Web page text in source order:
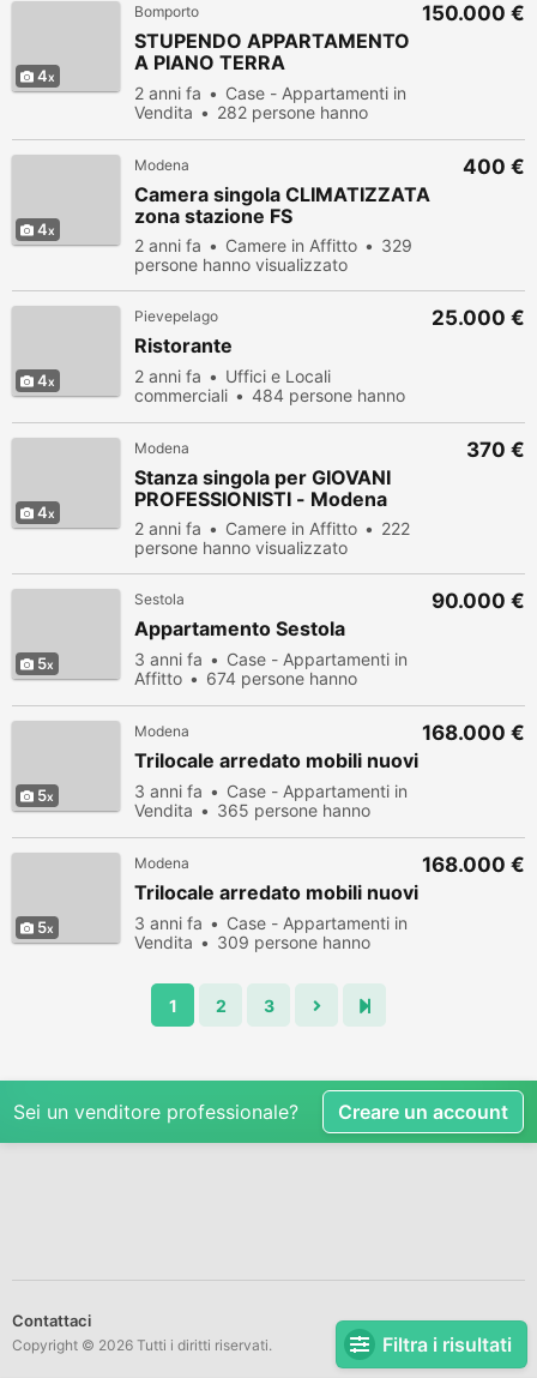
Filtra i risultati
4
Bomporto
STUPENDO APPARTAMENTO
A PIANO TERRA
COMPLETAMENTE
2 anni fa
Case - Appartamenti in
Vendita
282 persone hanno
150.000 €
4
Modena
Camera singola CLIMATIZZATA
zona stazione FS
2 anni fa Camere in Affitto
329
persone hanno visualizzato
400 €
4
Pievepelago
Ristorante
2 anni fa
Uffici e Locali
commerciali
484 persone hanno
25.000 €
4
Modena
Stanza singola per GIOVANI
PROFESSIONISTI - Modena
2 anni fa Camere in Affitto
222
persone hanno visualizzato
370 €
5
Sestola
Appartamento Sestola
3 anni fa
Case - Appartamenti in
Affitto
674 persone hanno
90.000 €
5
Modena
Trilocale arredato mobili nuovi
3 anni fa
Case - Appartamenti in
Vendita
365 persone hanno
168.000 €
5
Modena
Trilocale arredato mobili nuovi
3 anni fa
Case - Appartamenti in
Vendita
309 persone hanno
168.000 €
1 2 3
Sei un venditore professionale? Creare un account
Contattaci
Copyright © 2026 Tutti i diritti riservati.